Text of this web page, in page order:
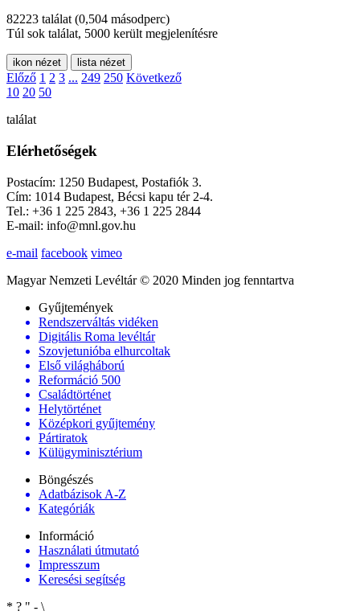
82223 találat (0,504 másodperc)
Túl sok találat, 5000 került megjelenítésre
ikon nézet lista nézet
Előző 1 2 3 ... 249 250 Következő
10 20 50
találat
Elérhetőségek
Postacím: 1250 Budapest, Postafiók 3.
Cím: 1014 Budapest, Bécsi kapu tér 2-4.
Tel.: +36 1 225 2843, +36 1 225 2844
E-mail: info@mnl.gov.hu
e-mail facebook vimeo
Magyar Nemzeti Levéltár © 2020 Minden jog fenntartva
Gyűjtemények
Rendszerváltás vidéken
Digitális Roma levéltár
Szovjetunióba elhurcoltak
Első világháború
Reformáció 500
Családtörténet
Helytörténet
Középkori gyűjtemény
Pártiratok
Külügyminisztérium
Böngészés
Adatbázisok A-Z
Kategóriák
Információ
Használati útmutató
Impresszum
Keresési segítség
* ? " - \